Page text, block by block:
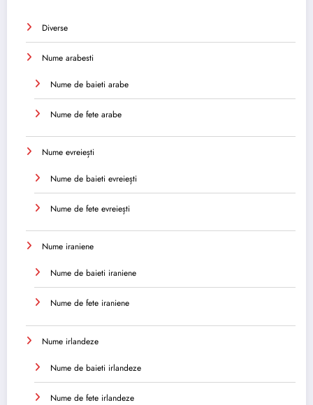
Diverse
Nume arabesti
Nume de baieti arabe
Nume de fete arabe
Nume evreiești
Nume de baieti evreiești
Nume de fete evreiești
Nume iraniene
Nume de baieti iraniene
Nume de fete iraniene
Nume irlandeze
Nume de baieti irlandeze
Nume de fete irlandeze